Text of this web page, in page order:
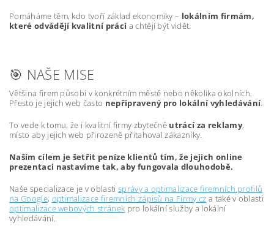
Pomáháme těm, kdo tvoří základ ekonomiky – lokálním firmám,
které odvádějí kvalitní práci a chtějí být vidět.
🎯 NAŠE MISE
Většina firem působí v konkrétním městě nebo několika okolních.
Přesto je jejich web často nepřipravený pro lokální vyhledávání.
To vede k tomu, že i kvalitní firmy zbytečně utrácí za reklamy,
místo aby jejich web přirozeně přitahoval zákazníky.
Naším cílem je šetřit peníze klientů tím, že jejich online
prezentaci nastavíme tak, aby fungovala dlouhodobě.
Naše specializace je v oblasti správy a optimalizace firemních profilů
na Google, optimalizace firemních zápisů na Firmy.cz a také v oblasti
optimalizace webových stránek pro lokální služby a lokální
vyhledávání.